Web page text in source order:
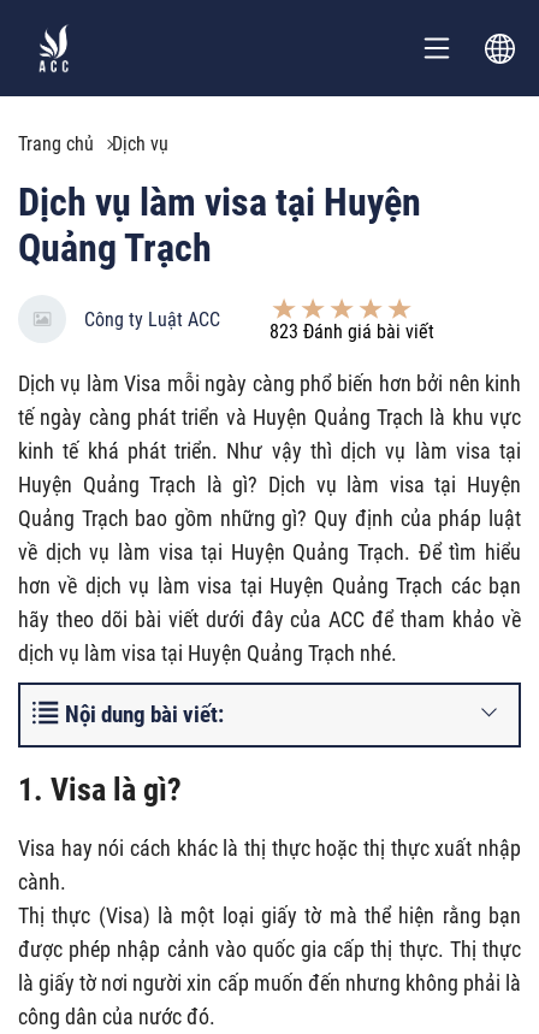
Trang chủ Dịch vụ
Dịch vụ làm visa tại Huyện
Quảng Trạch
Công ty Luật ACC
823 Đánh giá bài viết
Dịch vụ làm Visa mỗi ngày càng phổ biến hơn bởi nên kinh
tế ngày càng phát triển và Huyện Quảng Trạch là khu vực
kinh tế khá phát triển. Như vậy thì dịch vụ làm visa tại
Huyện Quảng Trạch là gì? Dịch vụ làm visa tại Huyện
Quảng Trạch bao gồm những gì? Quy định của pháp luật
về dịch vụ làm visa tại Huyện Quảng Trạch. Để tìm hiểu
hơn về dịch vụ làm visa tại Huyện Quảng Trạch các bạn
hãy theo dõi bài viết dưới đây của ACC để tham khảo về
dịch vụ làm visa tại Huyện Quảng Trạch nhé.
Nội dung bài viết:
1. Visa là gì?
Visa hay nói cách khác là thị thực hoặc thị thực xuất nhập
cành.
Thị thực (Visa) là một loại giấy tờ mà thể hiện rằng bạn
được phép nhập cảnh vào quốc gia cấp thị thực. Thị thực
là giấy tờ nơi người xin cấp muốn đến nhưng không phải là
công dân của nước đó.